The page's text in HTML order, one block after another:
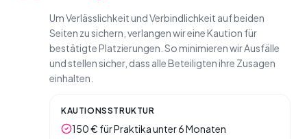
Um Verlässlichkeit und Verbindlichkeit auf beiden
Seiten zu sichern, verlangen wir eine Kaution für
bestätigte Platzierungen. So minimieren wir Ausfälle
und stellen sicher, dass alle Beteiligten ihre Zusagen
einhalten.
KAUTIONSSTRUKTUR
150 € für Praktika unter 6 Monaten